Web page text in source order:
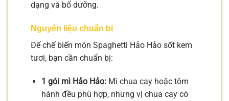
dạng và bổ dưỡng.
Nguyên liệu chuẩn bị
Để chế biến món Spaghetti Hảo Hảo sốt kem
tươi, bạn cần chuẩn bị:
1 gói mì Hảo Hảo:Mì chua cay hoặc tôm
hành đều phù hợp, nhưng vị chua cay có